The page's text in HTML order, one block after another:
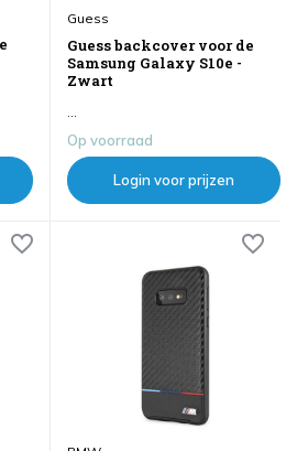
Guess
Guess backcover voor de
Samsung Galaxy S10e -
Zwart
...
Op voorraad
Login voor prijzen